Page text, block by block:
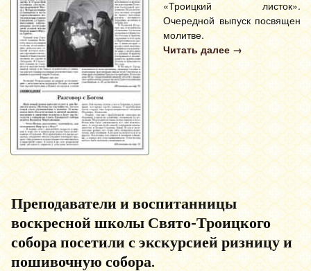
«Троицкий листок».
Очередной выпуск посвящен
молитве.
Читать далее →
Преподаватели и воспитанницы
воскресной школы Свято-Троицкого
собора посетили с экскурсией ризницу и
пошивочную собора.